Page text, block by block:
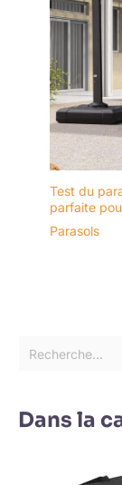
Test du
parfaite
Parasols
Dans la